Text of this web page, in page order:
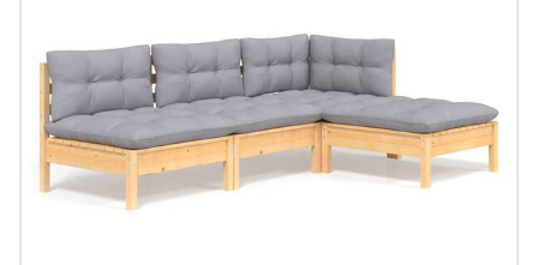
#sharemevidaxl